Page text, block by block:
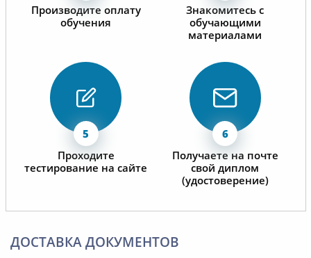
Производите оплату
обучения
Знакомитесь с
обучающими
материалами
Проходите
тестирование на сайте
Получаете на почте
свой диплом
(удостоверение)
ДОСТАВКА ДОКУМЕНТОВ